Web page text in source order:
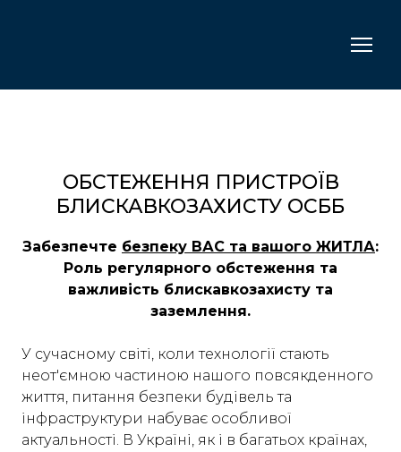
ОБСТЕЖЕННЯ ПРИСТРОЇВ
БЛИСКАВКОЗАХИСТУ ОСББ
Забезпечте безпеку ВАС та вашого ЖИТЛА:
Роль регулярного обстеження та
важливість блискавкозахисту та
заземлення.
У сучасному світі, коли технології стають
неот'ємною частиною нашого повсякденного
життя, питання безпеки будівель та
інфраструктури набуває особливої
актуальності. В Україні, як і в багатьох країнах,